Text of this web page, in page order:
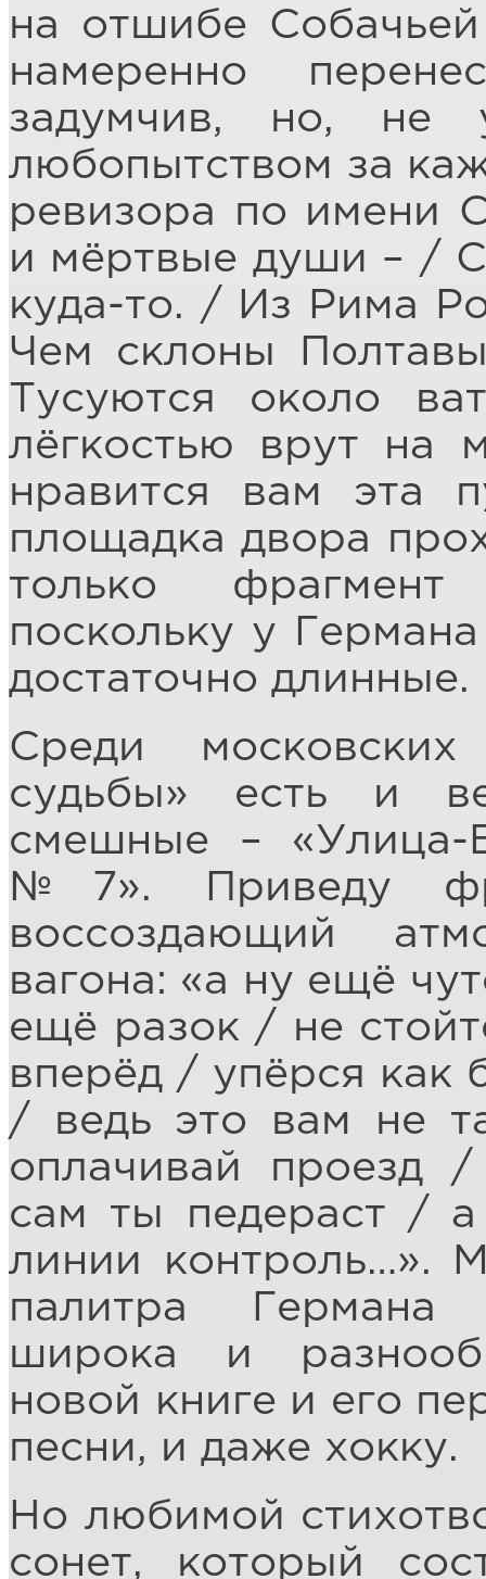
на отшибе
намеренно
задумчив, но, не
любопытством за
ревизора по имени
и мёртвые души – /
куда-то. / Из Рима
Чем склоны
Тусуются около
лёгкостью врут на
нравится вам эта
площадка двора
только фрагмент
поскольку у
достаточно длинные.
Среди
судьбы» есть и
смешные – «Улица-
№7». Приведу
воссоздающий
вагона: «а ну ещё
ещё разок / не
вперёд / упёрся как
/ ведь это вам не
оплачивай проезд
сам ты педераст /
линии контроль…».
палитра Германа
широка и
новой книге и его
песни, и даже хокку.
Но любимой
сонет, который